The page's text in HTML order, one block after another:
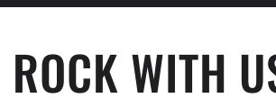
ROCK WITH